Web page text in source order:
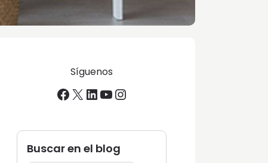
Síguenos
Facebook
X LinkedIn
YouTube
Instagram
Buscar en el blog